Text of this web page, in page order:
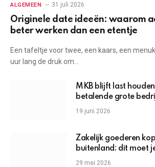
ALGEMEEN 31 juli 2026
Originele date ideeën: waarom
beter werken dan een etentje
Een tafeltje voor twee, een kaars, een
uur lang de druk om…
MKB blijft last
betalende grote
19 juni 2026
Zakelijk goederen
buitenland: dit moet
29 mei 2026